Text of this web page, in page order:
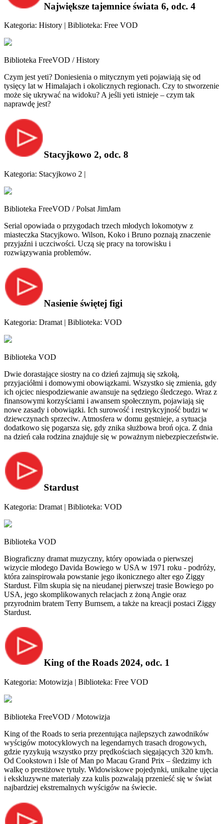
Największe tajemnice świata 6, odc. 4
Kategoria: History | Biblioteka: Free VOD
Biblioteka FreeVOD / History
Czym jest yeti? Doniesienia o mitycznym yeti pojawiają się od
tysięcy lat w Himalajach i okolicznych regionach. Czy to stworzenie
może się ukrywać na widoku? A jeśli yeti istnieje – czym tak
naprawdę jest?
Stacyjkowo 2, odc. 8
Kategoria: Stacyjkowo 2 |
Biblioteka FreeVOD / Polsat JimJam
Serial opowiada o przygodach trzech młodych lokomotyw z
miasteczka Stacyjkowo. Wilson, Koko i Bruno poznają znaczenie
przyjaźni i uczciwości. Uczą się pracy na torowisku i
rozwiązywania problemów.
Nasienie świętej figi
Kategoria: Dramat | Biblioteka: VOD
Biblioteka VOD
Dwie dorastające siostry na co dzień zajmują się szkołą,
przyjaciółmi i domowymi obowiązkami. Wszystko się zmienia, gdy
ich ojciec niespodziewanie awansuje na sędziego śledczego. Wraz z
finansowymi korzyściami i awansem społecznym, pojawiają się
nowe zasady i obowiązki. Ich surowość i restrykcyjność budzi w
dziewczynach sprzeciw. Atmosfera w domu gęstnieje, a sytuacja
dodatkowo się pogarsza się, gdy znika służbowa broń ojca. Z dnia
na dzień cała rodzina znajduje się w poważnym niebezpieczeństwie.
Stardust
Kategoria: Dramat | Biblioteka: VOD
Biblioteka VOD
Biograficzny dramat muzyczny, który opowiada o pierwszej
wizycie młodego Davida Bowiego w USA w 1971 roku - podróży,
która zainspirowała powstanie jego ikonicznego alter ego Ziggy
Stardust. Film skupia się na nieudanej pierwszej trasie Bowiego po
USA, jego skomplikowanych relacjach z żoną Angie oraz
przyrodnim bratem Terry Burnsem, a także na kreacji postaci Ziggy
Stardust.
King of the Roads 2024, odc. 1
Kategoria: Motowizja | Biblioteka: Free VOD
Biblioteka FreeVOD / Motowizja
King of the Roads to seria prezentująca najlepszych zawodników
wyścigów motocyklowych na legendarnych trasach drogowych,
gdzie ryzykują wszystko przy prędkościach sięgających 320 km/h.
Od Cookstown i Isle of Man po Macau Grand Prix – śledzimy ich
walkę o prestiżowe tytuły. Widowiskowe pojedynki, unikalne ujęcia
i ekskluzywne materiały zza kulis pozwalają przenieść się w świat
najbardziej ekstremalnych wyścigów na świecie.